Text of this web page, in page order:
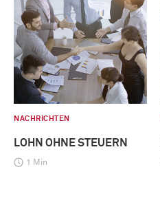
NACHRICHTEN
LOHN OHNE STEUERN
1 Min